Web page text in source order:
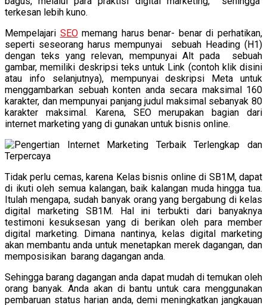
terkesan lebih kuno.
Mempelajari SEOmemang harus benar- benar di perhatikan,
seperti seseorang harus mempunyai sebuah Heading (H1)
dengan teks yang relevan, mempunyai Alt pada sebuah
gambar, memiliki deskripsi teks untuk Link (contoh klik disini
atau info selanjutnya), mempunyai deskripsi Meta untuk
menggambarkan sebuah konten anda secara maksimal 160
karakter, dan mempunyai panjang judul maksimal sebanyak 80
karakter maksimal. Karena, SEO merupakan bagian dari
internet marketing yang di gunakan untuk bisnis online.
Tidak perlu cemas, karena Kelas bisnis online di SB1M, dapat
di ikuti oleh semua kalangan, baik kalangan muda hingga tua.
Itulah mengapa, sudah banyak orang yang bergabung di kelas
digital marketing SB1M. Hal ini terbukti dari banyaknya
testimoni kesuksesan yang di berikan oleh para member
digital marketing. Dimana nantinya, kelas digital marketing
akan membantu anda untuk menetapkan merek dagangan, dan
memposisikan barang dagangan anda.
Sehingga barang dagangan anda dapat mudah di temukan oleh
orang banyak. Anda akan di bantu untuk cara menggunakan
pembaruan status harian anda, demi meningkatkan jangkauan